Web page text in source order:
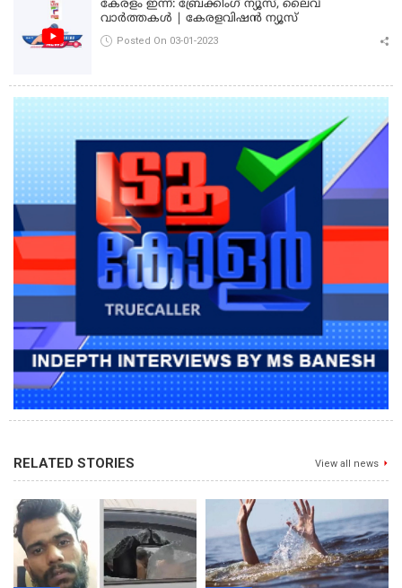
കേരളം ഇന്ന്: ബ്രേക്കിംഗ് ന്യൂസ്, ലൈവ്
വാർത്തകൾ | കേരളവിഷൻ ന്യൂസ്
Posted On 03-01-2023
RELATED STORIES View all news